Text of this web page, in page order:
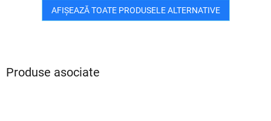
Produse asociate
AFIŞEAZĂ TOATE PRODUSELE ALTERNATIVE